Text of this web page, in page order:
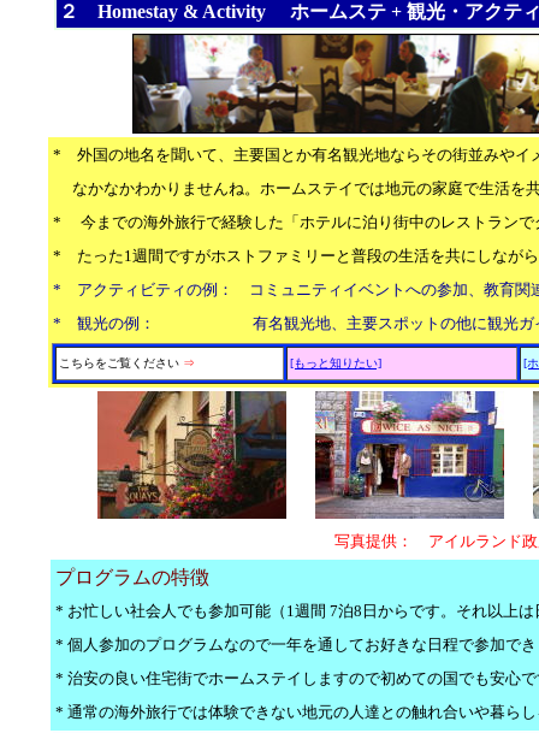
２ Homestay & Activity ホームステ + 観光・アクテ
* 外国の地名を聞いて、主要国とか有名観光地ならその街並みやイ
なかなかわかりませんね。ホームステイでは地元の家庭で生活を
* 今までの海外旅行で経験した「ホテルに泊り街中のレストラン
* たった1週間ですがホストファミリーと普段の生活を共にしなが
* アクティビティの例： コミュニティイベントへの参加、教育関
* 観光の例： 有名観光地、主要スポットの他に観光ガイド
こちらをご覧ください ⇒ [もっと知りたい] [
写真提供： アイルランド政
プログラムの特徴
* お忙しい社会人でも参加可能（1週間 7泊8日からです。それ以上
* 個人参加のプログラムなので一年を通してお好きな日程で参加で
* 治安の良い住宅街でホームステイしますので初めての国でも安心
* 通常の海外旅行では体験できない地元の人達との触れ合いや暮ら